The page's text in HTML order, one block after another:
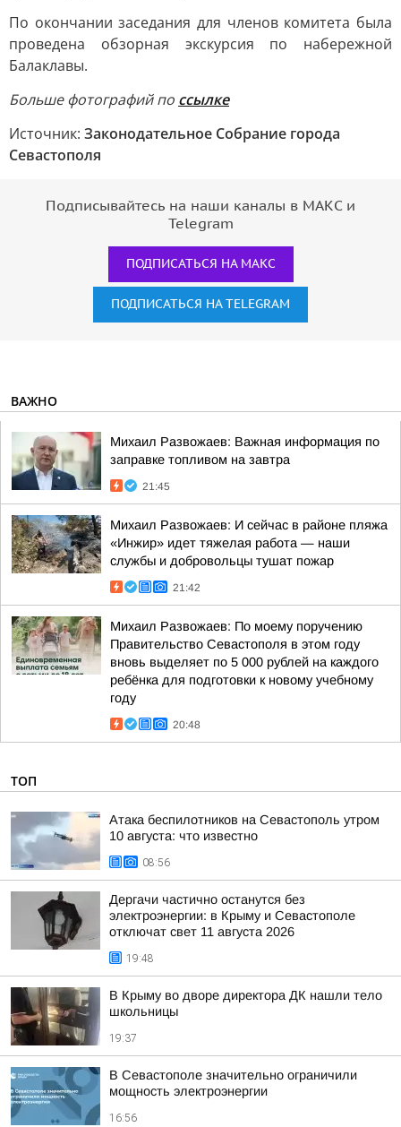
По окончании заседания для членов комитета была
проведена обзорная экскурсия по набережной
Балаклавы.
Больше фотографий по ссылке
Источник: Законодательное Собрание города
Севастополя
Подписывайтесь на наши каналы в МАКС и
Telegram
ПОДПИСАТЬСЯ НА МАКС
ПОДПИСАТЬСЯ НА TELEGRAM
ВАЖНО
Михаил Развожаев: Важная информация по
заправке топливом на завтра
21:45
Михаил Развожаев: И сейчас в районе пляжа
«Инжир» идет тяжелая работа — наши
службы и добровольцы тушат пожар
21:42
Михаил Развожаев: По моему поручению
Правительство Севастополя в этом году
вновь выделяет по 5 000 рублей на каждого
ребёнка для подготовки к новому учебному
году
20:48
ТОП
Атака беспилотников на Севастополь утром
10 августа: что известно
08:56
Дергачи частично останутся без
электроэнергии: в Крыму и Севастополе
отключат свет 11 августа 2026
19:48
В Крыму во дворе директора ДК нашли тело
школьницы
19:37
В Севастополе значительно ограничили
мощность электроэнергии
16:56